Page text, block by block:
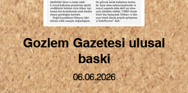
Gozlem Gazetesi ulusal
baski
06.06.2026